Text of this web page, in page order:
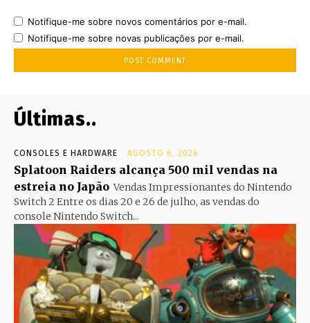
Notifique-me sobre novos comentários por e-mail.
Notifique-me sobre novas publicações por e-mail.
Últimas..
CONSOLES E HARDWARE AGOSTO 6, 2026
Splatoon Raiders alcança 500 mil vendas na
estreia no Japão Vendas Impressionantes do Nintendo
Switch 2 Entre os dias 20 e 26 de julho, as vendas do
console Nintendo Switch...